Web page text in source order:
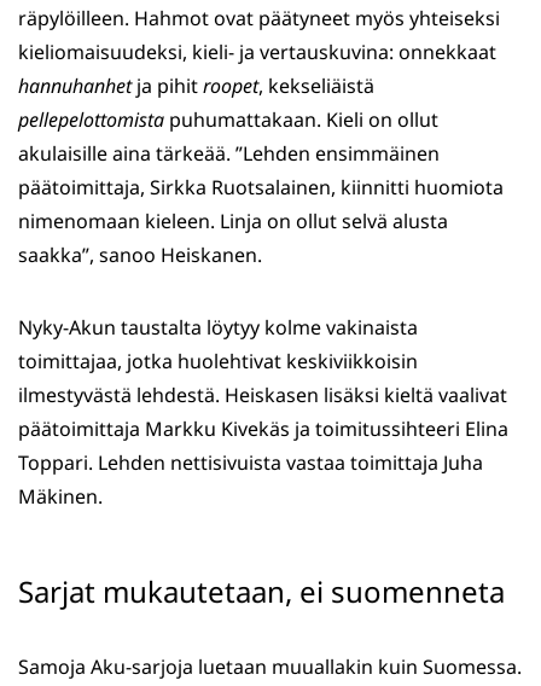
räpylöilleen. Hahmot ovat päätyneet myös yhteiseksi
kieliomaisuudeksi, kieli- ja vertauskuvina: onnekkaat
hannuhanhetja pihitroopet, kekseliäistä
pellepelottomista puhumattakaan. Kieli on ollut
akulaisille aina tärkeää. ”Lehden ensimmäinen
päätoimittaja, Sirkka Ruotsalainen, kiinnitti huomiota
nimenomaan kieleen. Linja on ollut selvä alusta
saakka”, sanoo Heiskanen.
Nyky-Akun taustalta löytyy kolme vakinaista
toimittajaa, jotka huolehtivat keskiviikkoisin
ilmestyvästä lehdestä. Heiskasen lisäksi kieltä vaalivat
päätoimittaja Markku Kivekäs ja toimitussihteeri Elina
Toppari. Lehden nettisivuista vastaa toimittaja Juha
Mäkinen.
Sarjat mukautetaan, ei suomenneta
Samoja Aku-sarjoja luetaan muuallakin kuin Suomessa.